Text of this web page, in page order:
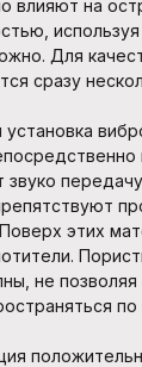
влияют на
Для
сразу
звуко
этих
не